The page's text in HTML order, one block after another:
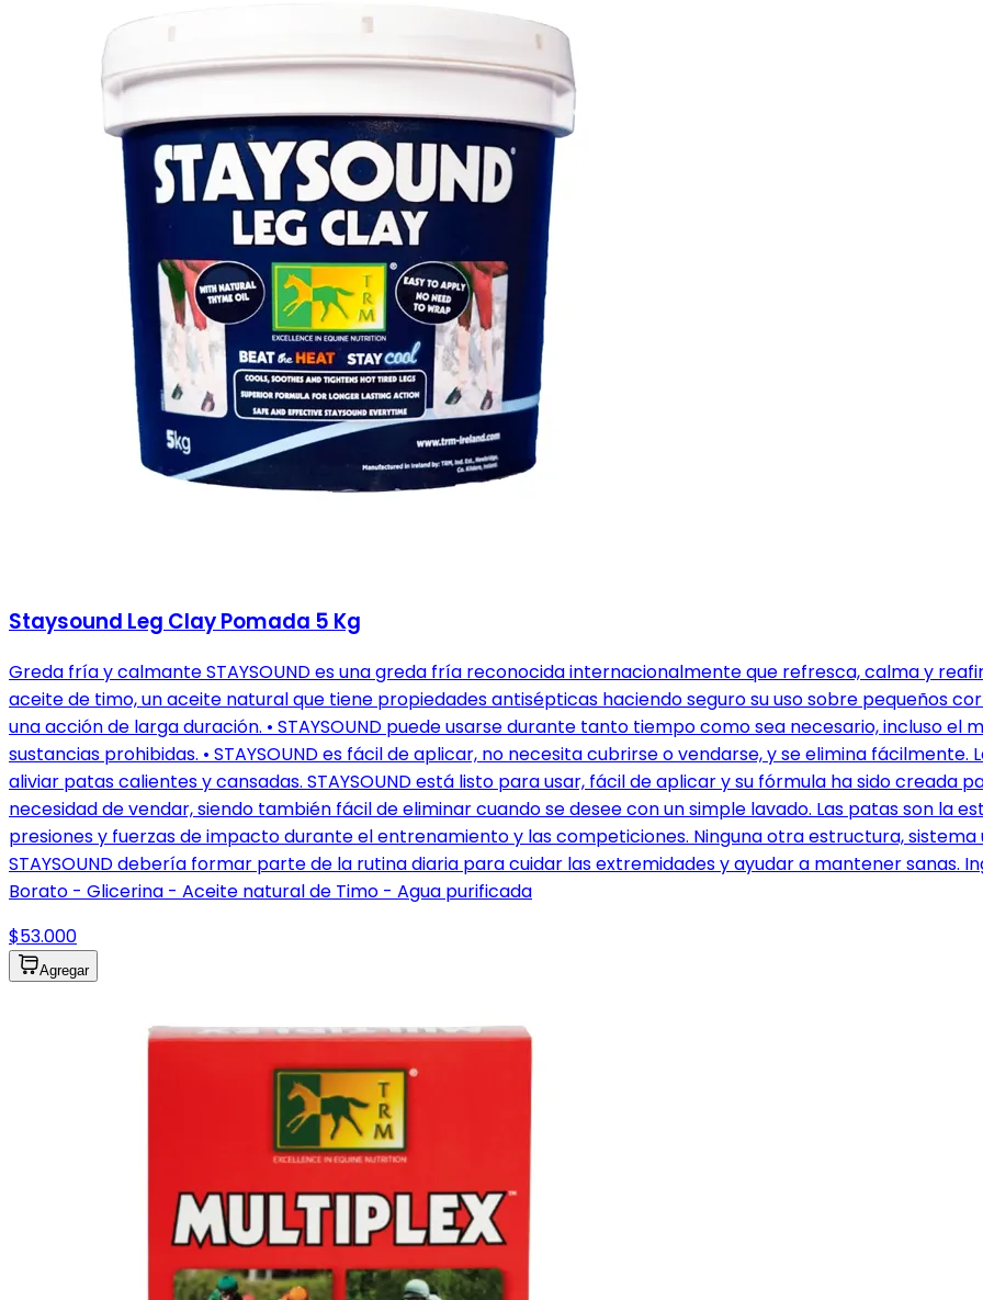
Staysound Leg Clay Pomada 5 Kg
Greda fría y calmante STAYSOUND es una greda fría reconocida internacionalmente que refresca, calma y
aceite de timo, un aceite natural que tiene propiedades antisépticas haciendo seguro su uso sobre pequeños
una acción de larga duración. • STAYSOUND puede usarse durante tanto tiempo como sea necesario, incluso
sustancias prohibidas. • STAYSOUND es fácil de aplicar, no necesita cubrirse o vendarse, y se elimina fácilmente.
aliviar patas calientes y cansadas. STAYSOUND está listo para usar, fácil de aplicar y su fórmula ha sido creada
necesidad de vendar, siendo también fácil de eliminar cuando se desee con un simple lavado. Las patas son la
presiones y fuerzas de impacto durante el entrenamiento y las competiciones. Ninguna otra estructura,
STAYSOUND debería formar parte de la rutina diaria para cuidar las extremidades y ayudar a mantener sanas.
Borato - Glicerina - Aceite natural de Timo - Agua purificada
$53.000
Agregar